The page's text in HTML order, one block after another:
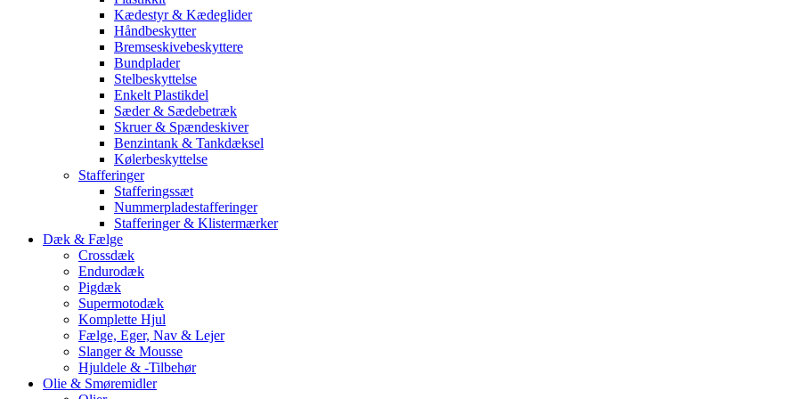
Kædestyr & Kædeglider
Håndbeskytter
Bremseskivebeskyttere
Bundplader
Stelbeskyttelse
Enkelt Plastikdel
Sæder & Sædebetræk
Skruer & Spændeskiver
Benzintank & Tankdæksel
Kølerbeskyttelse
Stafferinger
Stafferingssæt
Nummerpladestafferinger
Stafferinger & Klistermærker
Dæk & Fælge
Crossdæk
Endurodæk
Pigdæk
Supermotodæk
Komplette Hjul
Fælge, Eger, Nav & Lejer
Slanger & Mousse
Hjuldele & -Tilbehør
Olie & Smøremidler